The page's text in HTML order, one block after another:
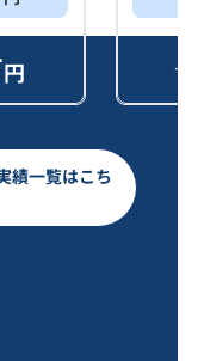
円 セ
績一覧はこち